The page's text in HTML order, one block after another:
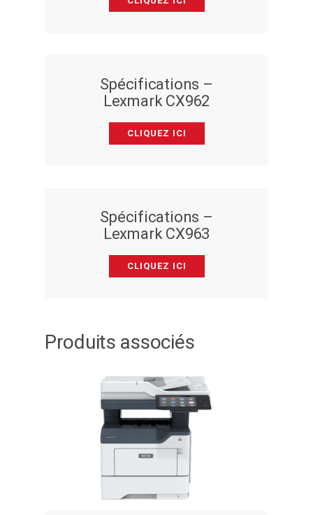
Spécifications –
Lexmark CX962
CLIQUEZ ICI
Spécifications –
Lexmark CX963
CLIQUEZ ICI
Produits associés